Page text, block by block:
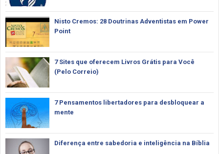
Nisto Cremos: 28 Doutrinas Adventistas em Power
Point
7 Sites que oferecem Livros Grátis para Você
(Pelo Correio)
7 Pensamentos libertadores para desbloquear a
mente
Diferença entre sabedoria e inteligência na Bíblia